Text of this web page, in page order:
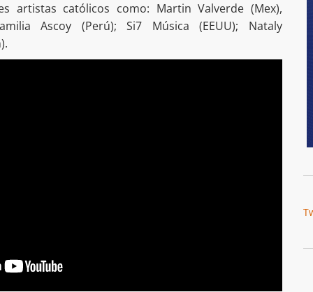
artistas católicos como: Martin Valverde (Mex),
Ascoy (Perú); Si7 Música (EEUU); Nataly